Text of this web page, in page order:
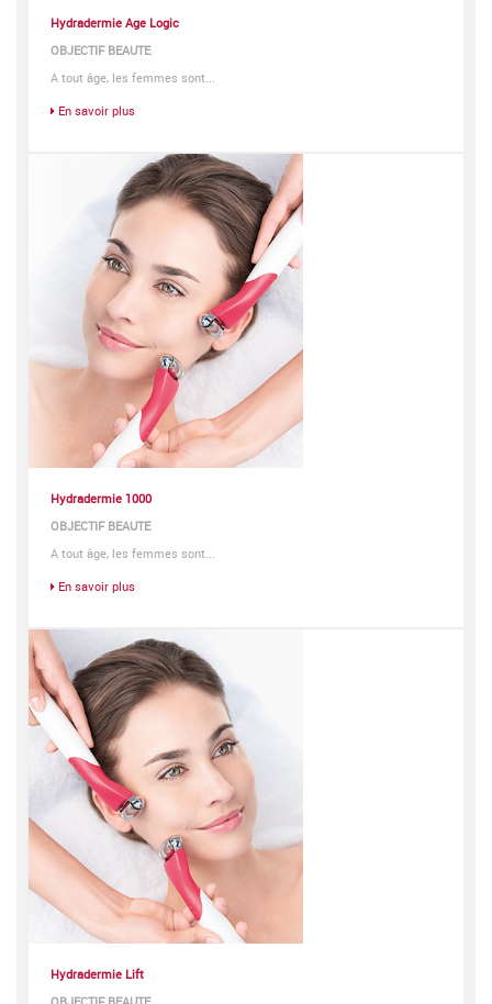
Hydradermie Age Logic
OBJECTIF BEAUTE
A tout âge, les femmes sont...
En savoir plus
Hydradermie 1000
OBJECTIF BEAUTE
A tout âge, les femmes sont...
En savoir plus
Hydradermie Lift